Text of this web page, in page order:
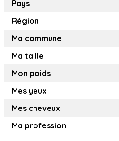
Pays
Région
Ma commune
Ma taille
Mon poids
Mes yeux
Mes cheveux
Ma profession